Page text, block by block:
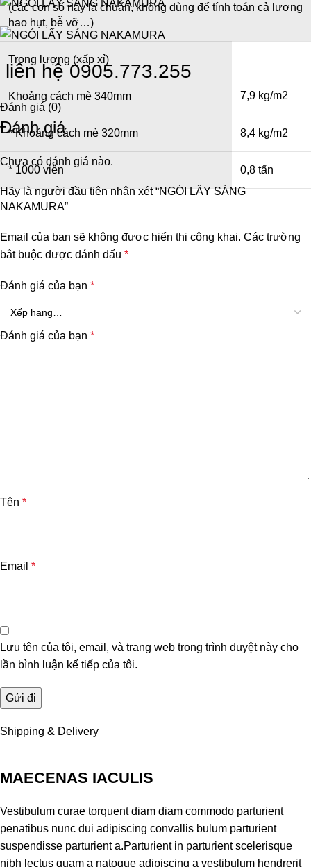
(các con số này là chuẩn, không dùng để tính toán cả lượng
hao hụt, bễ vỡ…)
Trọng lượng (xấp xỉ)
Khoảng cách mè 340mm 7,9 kg/m2
* Khoảng cách mè 320mm 8,4 kg/m2
* 1000 viên 0,8 tấn
liên hệ 0905.773.255
Đánh giá (0)
Đánh giá
Chưa có đánh giá nào.
Hãy là người đầu tiên nhận xét “NGÓI LẤY SÁNG
NAKAMURA”
Email của bạn sẽ không được hiển thị công khai. Các trường
bắt buộc được đánh dấu *
Đánh giá của bạn *
Đánh giá của bạn *
Tên *
Email *
Lưu tên của tôi, email, và trang web trong trình duyệt này cho
lần bình luận kế tiếp của tôi.
Shipping & Delivery
MAECENAS IACULIS
Vestibulum curae torquent diam diam commodo parturient
penatibus nunc dui adipiscing convallis bulum parturient
suspendisse parturient a.Parturient in parturient scelerisque
nibh lectus quam a natoque adipiscing a vestibulum hendrerit